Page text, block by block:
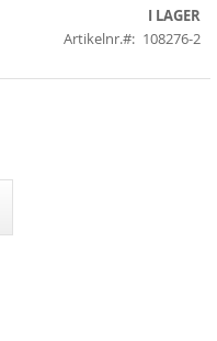
I LAGER
Artikelnr.
108276-2